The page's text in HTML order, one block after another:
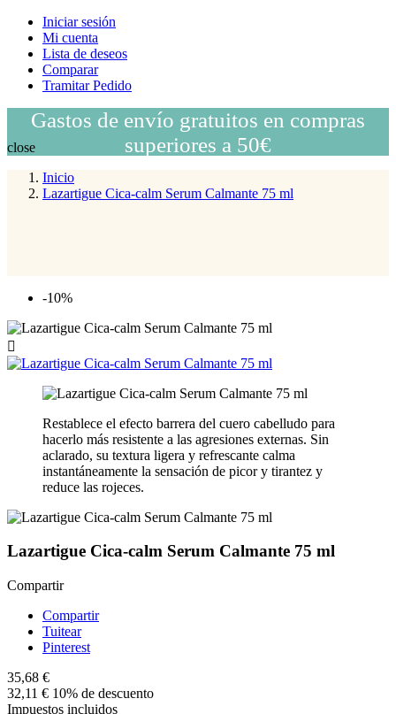
Iniciar sesión
Mi cuenta
Lista de deseos
Comparar
Tramitar Pedido
Gastos de envío gratuitos en compras
superiores a 50€
close
Inicio
Lazartigue Cica-calm Serum Calmante 75 ml
-10%

Restablece el efecto barrera del cuero cabelludo para
hacerlo más resistente a las agresiones externas. Sin
aclarado, su textura ligera y refrescante calma
instantáneamente la sensación de picor y tirantez y
reduce las rojeces.
Lazartigue Cica-calm Serum Calmante 75 ml
Compartir
Compartir
Tuitear
Pinterest
35,68 €
32,11 € 10% de descuento
Impuestos incluidos